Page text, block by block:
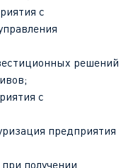
с
решений
с
предприятия
получении